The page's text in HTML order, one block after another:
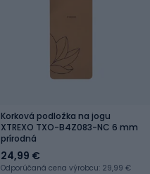
Korková podložka na jogu
XTREXO TXO-B4Z083-NC 6 mm
prírodná
24,99 €
Odporúčaná cena výrobcu: 29,99 €